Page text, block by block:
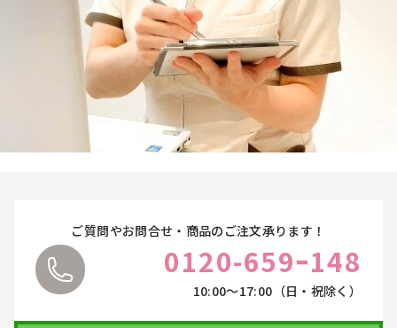
ご都合に合わせて、オンラインカウンセリングをご
利用ください。
詳しくはこちら
ご質問やお問合せ・商品のご注文承ります！
0120-659ｰ148
10:00〜17:00（日・祝除く）